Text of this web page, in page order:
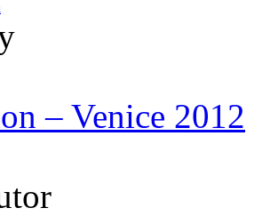
– Venice 2012